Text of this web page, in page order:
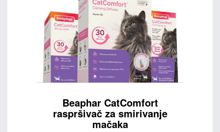
Beaphar CatComfort
raspršivač za smirivanje
mačaka